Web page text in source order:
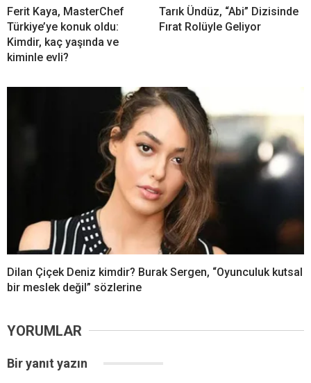
Ferit Kaya, MasterChef
Türkiye’ye konuk oldu:
Kimdir, kaç yaşında ve
kiminle evli?
Tarık Ündüz, “Abi” Dizisinde
Fırat Rolüyle Geliyor
Dilan Çiçek Deniz kimdir? Burak Sergen, “Oyunculuk kutsal
bir meslek değil” sözlerine
YORUMLAR
Bir yanıt yazın